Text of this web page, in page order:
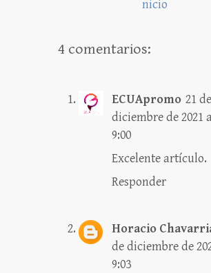
nicio
4 comentarios:
ECUApromo 21 de
diciembre de 2021
9:00
Excelente artículo.
Responder
Horacio
de diciembre de
9:03